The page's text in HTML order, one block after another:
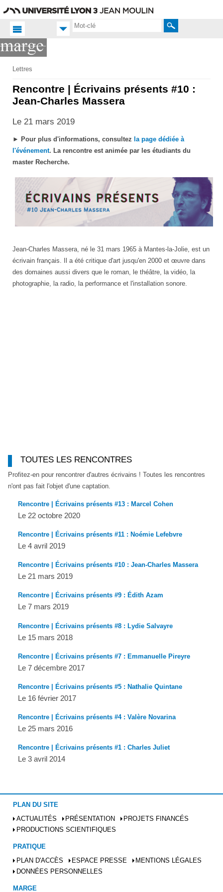
Rechercher
Accueil FR
Productions
scientifiques
Web-TV
Lettres
Rencontre | Écrivains présents #10 :
Jean-Charles Massera
Le 21 mars 2019
► Pour plus d'informations, consultez la page dédiée à
l'événement. La rencontre est animée par les étudiants du
master Recherche.
Jean-Charles Massera, né le 31 mars 1965 à Mantes-la-Jolie, est un
écrivain français. Il a été critique d'art jusqu'en 2000 et œuvre dans
des domaines aussi divers que le roman, le théâtre, la vidéo, la
photographie, la radio, la performance et l'installation sonore.
TOUTES LES RENCONTRES
Profitez-en pour rencontrer d'autres écrivains ! Toutes les rencontres
n'ont pas fait l'objet d'une captation.
Rencontre | Écrivains présents #13 : Marcel Cohen
Le 22 octobre 2020
Rencontre | Écrivains présents #11 : Noémie Lefebvre
Le 4 avril 2019
Rencontre | Écrivains présents #10 : Jean-Charles Massera
Le 21 mars 2019
Rencontre | Écrivains présents #9 : Édith Azam
Le 7 mars 2019
Rencontre | Écrivains présents #8 : Lydie Salvayre
Le 15 mars 2018
Rencontre | Écrivains présents #7 : Emmanuelle Pireyre
Le 7 décembre 2017
Rencontre | Écrivains présents #5 : Nathalie Quintane
Le 16 février 2017
Rencontre | Écrivains présents #4 : Valère Novarina
Le 25 mars 2016
Rencontre | Écrivains présents #1 : Charles Juliet
Le 3 avril 2014
PLAN DU SITE
ACTUALITÉS
PRÉSENTATION
PROJETS FINANCÉS
PRODUCTIONS SCIENTIFIQUES
PRATIQUE
PLAN D'ACCÈS
ESPACE PRESSE
MENTIONS LÉGALES
DONNÉES PERSONNELLES
MARGE